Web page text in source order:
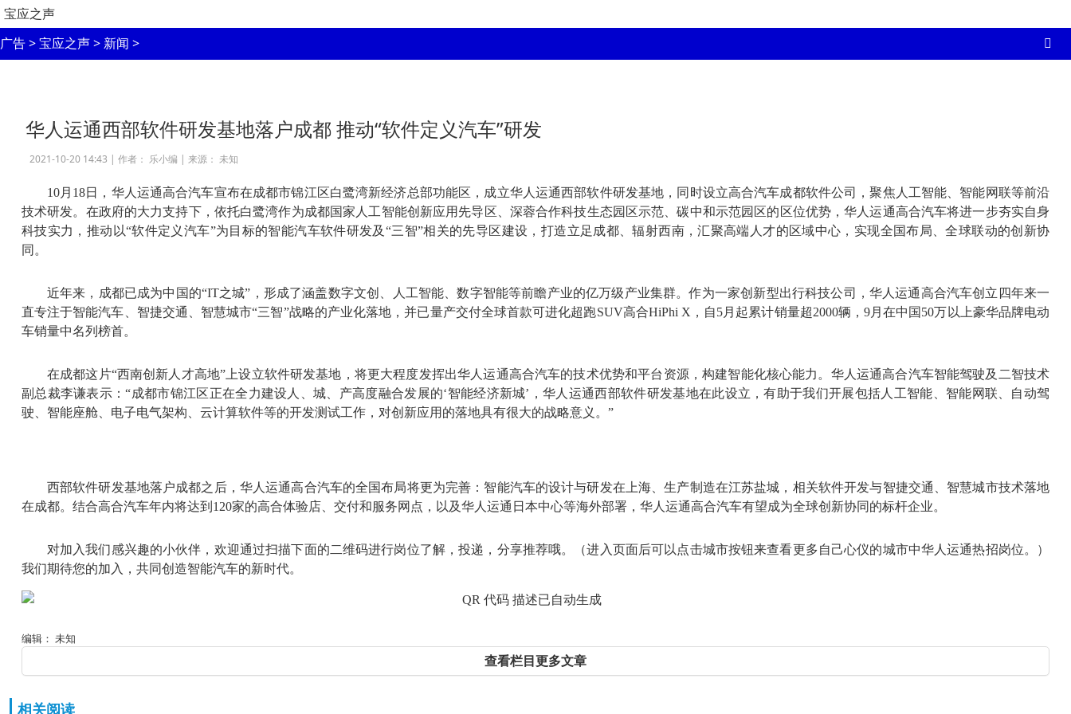
宝应之声
广告>宝应之声> 新闻 >
华人运通西部软件研发基地落户成都 推动“软件定义汽车”研发
2021-10-20 14:43 | 作者： 乐小编 | 来源： 未知
10月18日，华人运通高合汽车宣布在成都市锦江区白鹭湾新经济总部功能区，成立华人运通西部软件研发基地，同时设立高合汽车成都软件公司，聚焦人工智能、智能网联等前沿
技术研发。在政府的大力支持下，依托白鹭湾作为成都国家人工智能创新应用先导区、深蓉合作科技生态园区示范、碳中和示范园区的区位优势，华人运通高合汽车将进一步夯实自身
科技实力，推动以“软件定义汽车”为目标的智能汽车软件研发及“三智”相关的先导区建设，打造立足成都、辐射西南，汇聚高端人才的区域中心，实现全国布局、全球联动的创新协
同。
近年来，成都已成为中国的“IT之城”，形成了涵盖数字文创、人工智能、数字智能等前瞻产业的亿万级产业集群。作为一家创新型出行科技公司，华人运通高合汽车创立四年来一
直专注于智能汽车、智捷交通、智慧城市“三智”战略的产业化落地，并已量产交付全球首款可进化超跑SUV高合HiPhi X，自5月起累计销量超2000辆，9月在中国50万以上豪华品牌电动
车销量中名列榜首。
在成都这片“西南创新人才高地”上设立软件研发基地，将更大程度发挥出华人运通高合汽车的技术优势和平台资源，构建智能化核心能力。华人运通高合汽车智能驾驶及二智技术
副总裁李谦表示：“成都市锦江区正在全力建设人、城、产高度融合发展的‘智能经济新城’，华人运通西部软件研发基地在此设立，有助于我们开展包括人工智能、智能网联、自动驾
驶、智能座舱、电子电气架构、云计算软件等的开发测试工作，对创新应用的落地具有很大的战略意义。”
西部软件研发基地落户成都之后，华人运通高合汽车的全国布局将更为完善：智能汽车的设计与研发在上海、生产制造在江苏盐城，相关软件开发与智捷交通、智慧城市技术落地
在成都。结合高合汽车年内将达到120家的高合体验店、交付和服务网点，以及华人运通日本中心等海外部署，华人运通高合汽车有望成为全球创新协同的标杆企业。
对加入我们感兴趣的小伙伴，欢迎通过扫描下面的二维码进行岗位了解，投递，分享推荐哦。（进入页面后可以点击城市按钮来查看更多自己心仪的城市中华人运通热招岗位。）
我们期待您的加入，共同创造智能汽车的新时代。
编辑： 未知
查看栏目更多文章
相关阅读